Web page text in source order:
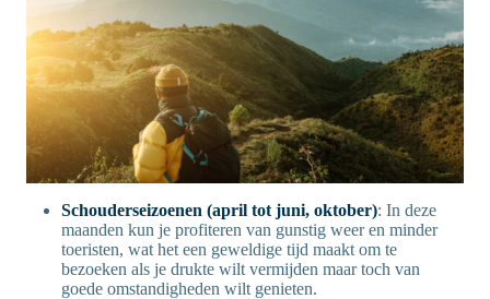
Schouderseizoenen (april tot juni, oktober): In deze
maanden kun je profiteren van gunstig weer en minder
toeristen, wat het een geweldige tijd maakt om te
bezoeken als je drukte wilt vermijden maar toch van
goede omstandigheden wilt genieten.